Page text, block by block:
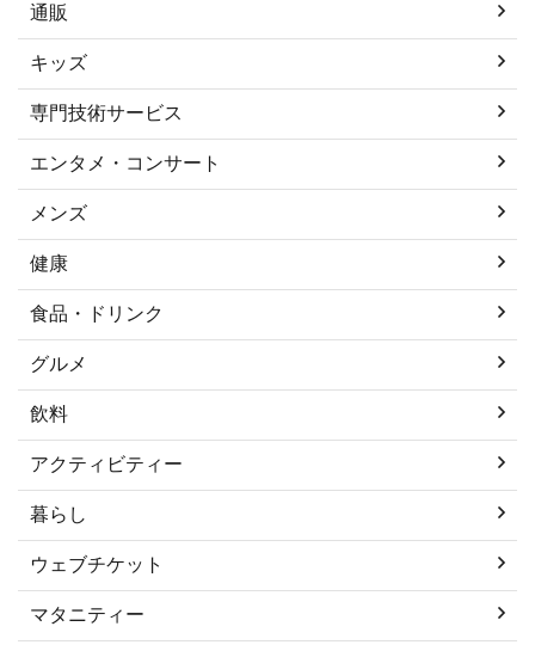
通販
キッズ
専門技術サービス
エンタメ・コンサート
メンズ
健康
食品・ドリンク
グルメ
飲料
アクティビティー
暮らし
ウェブチケット
マタニティー